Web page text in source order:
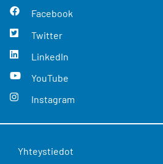
Facebook
Twitter
LinkedIn
YouTube
Instagram
Yhteystiedot